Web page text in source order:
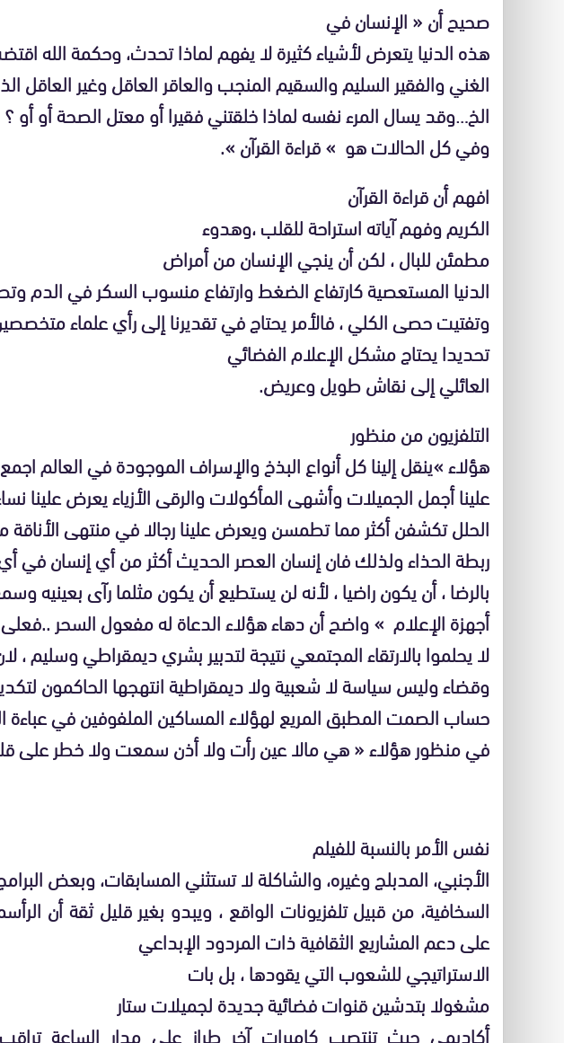
صحيح أن « الإنسان في
هذه الدنيا يتعرض لأشياء كثيرة لا يفهم لماذا تحدث، وحكمة الله
الغني والفقير السليم والسقيم المنجب والعاقر العاقل وغير العاقل
الخ…وقد يسال المرء نفسه لماذا خلقتني فقيرا أو معتل الصحة أو أو ؟
وفي كل الحالات هو » قراءة القرآن ».
افهم أن قراءة القرآن
الكريم وفهم آياته استراحة للقلب ،وهدوء
مطمئن للبال ، لكن أن ينجي الإنسان من أمراض
الدنيا المستعصية كارتفاع الضغط وارتفاع منسوب السكر في الدم
وتفتيت حصى الكلي ، فالأمر يحتاج في تقديرنا إلى رأي علماء
تحديدا يحتاج مشكل الإعلام الفضائي
العائلي إلى نقاش طويل وعريض.
التلفزيون من منظور
هؤلاء »ينقل إلينا كل أنواع البذخ والإسراف الموجودة في العالم
علينا أجمل الجميلات وأشهى المأكولات والرقى الأزياء يعرض علينا
الحلل تكشفن أكثر مما تطمسن ويعرض علينا رجالا في منتهى الأناقة
ربطة الحذاء ولذلك فان إنسان العصر الحديث أكثر من أي إنسان في
بالرضا ، أن يكون راضيا ، لأنه لن يستطيع أن يكون مثلما رآى بعينيه
أجهزة الإعلام » واضح أن دهاء هؤلاء الدعاة له مفعول السحر ..فعلى
لا يحلموا بالارتقاء المجتمعي نتيجة لتدبير بشري ديمقراطي وسليم ،
وقضاء وليس سياسة لا شعبية ولا ديمقراطية انتهجها الحاكمون
حساب الصمت المطبق المريع لهؤلاء المساكين الملفوفين في عباءة
في منظور هؤلاء « هي مالا عين رأت ولا أذن سمعت ولا خطر على
نفس الأمر بالنسبة للفيلم
الأجنبي، المدبلج وغيره، والشاكلة لا تستثني المسابقات، وبعض
السخافية، من قبيل تلفزيونات الواقع ، ويبدو بغير قليل ثقة أن
على دعم المشاريع الثقافية ذات المردود الإبداعي
الاستراتيجي للشعوب التي يقودها ، بل بات
مشغولا بتدشين قنوات فضائية جديدة لجميلات ستار
أكاديمي حيث تنتصب كاميرات آخر طراز على مدار الساعة